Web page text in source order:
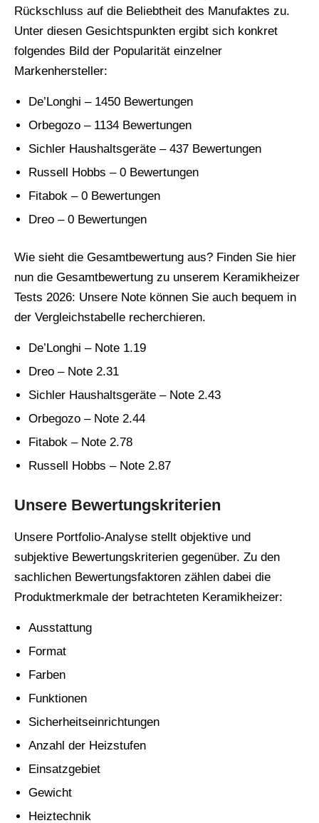
Rückschluss auf die Beliebtheit des Manufaktes zu.
Unter diesen Gesichtspunkten ergibt sich konkret
folgendes Bild der Popularität einzelner
Markenhersteller:
De’Longhi – 1450 Bewertungen
Orbegozo – 1134 Bewertungen
Sichler Haushaltsgeräte – 437 Bewertungen
Russell Hobbs – 0 Bewertungen
Fitabok – 0 Bewertungen
Dreo – 0 Bewertungen
Wie sieht die Gesamtbewertung aus? Finden Sie hier
nun die Gesamtbewertung zu unserem Keramikheizer
Tests 2026: Unsere Note können Sie auch bequem in
der Vergleichstabelle recherchieren.
De’Longhi – Note 1.19
Dreo – Note 2.31
Sichler Haushaltsgeräte – Note 2.43
Orbegozo – Note 2.44
Fitabok – Note 2.78
Russell Hobbs – Note 2.87
Unsere Bewertungskriterien
Unsere Portfolio-Analyse stellt objektive und
subjektive Bewertungskriterien gegenüber. Zu den
sachlichen Bewertungsfaktoren zählen dabei die
Produktmerkmale der betrachteten Keramikheizer:
Ausstattung
Format
Farben
Funktionen
Sicherheitseinrichtungen
Anzahl der Heizstufen
Einsatzgebiet
Gewicht
Heiztechnik